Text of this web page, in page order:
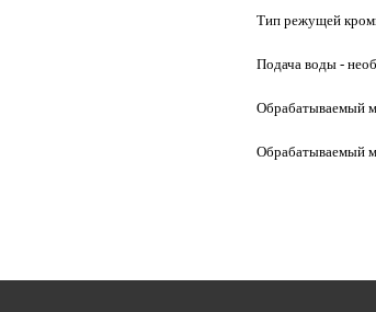
Тип режущей
Подача воды -
Обрабатываемый
Обрабатываемый